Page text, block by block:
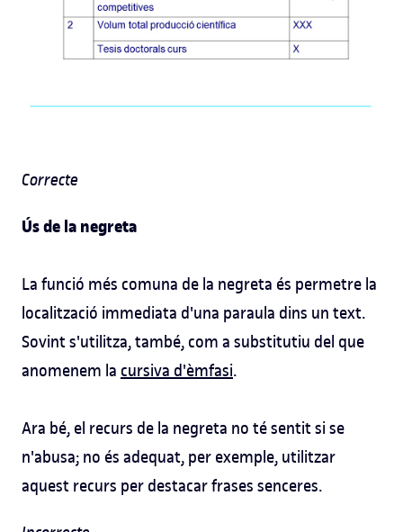
Correcte
Ús de la negreta
La funció més comuna de la negreta és permetre la
localització immediata d'una paraula dins un text.
Sovint s'utilitza, també, com a substitutiu del que
anomenem la cursiva d'èmfasi.
Ara bé, el recurs de la negreta no té sentit si se
n'abusa; no és adequat, per exemple, utilitzar
aquest recurs per destacar frases senceres.